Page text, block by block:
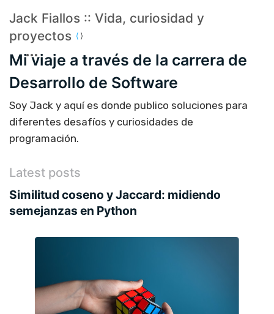
Jack Fiallos :: Vida, curiosidad y
proyectos
Mi viaje a través de la carrera de
Desarrollo de Software
Soy Jack y aquí es donde publico soluciones para
diferentes desafíos y curiosidades de
programación.
Latest posts
Similitud coseno y Jaccard: midiendo
semejanzas en Python